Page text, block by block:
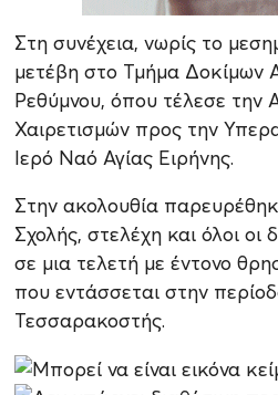
Στη συνέχεια, νωρίς το
μετέβη στο Τμήμα Δοκίμων
Ρεθύμνου, όπου τέλεσε την
Χαιρετισμών προς την
Ιερό Ναό Αγίας Ειρήνης.
Στην ακολουθία
Σχολής, στελέχη και όλοι οι
σε μια τελετή με έντονο
που εντάσσεται στην
Τεσσαρακοστής.